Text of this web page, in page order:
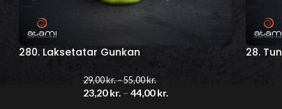
280. Laksetatar Gunkan
29,00kr.–55,00kr.
23,20kr. – 44,00kr.
28.